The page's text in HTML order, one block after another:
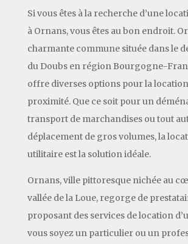
Si vous êtes à la recherche d’une
à Ornans, vous êtes au bon endroit.
charmante commune située dans le
du Doubs en région Bourgogne-
offre diverses options pour la
proximité. Que ce soit pour un
transport de marchandises ou tout
déplacement de gros volumes, la
utilitaire est la solution idéale.
Ornans, ville pittoresque nichée au
vallée de la Loue, regorge de
proposant des services de location
vous soyez un particulier ou un